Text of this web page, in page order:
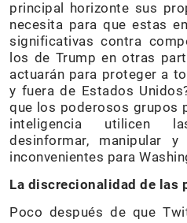
principal horizonte sus
necesita para que estas
significativas contra
los de Trump en otras
actuarán para proteger a
y fuera de Estados
que los poderosos grupos
inteligencia utilicen
desinformar, manipular
inconvenientes para
La discrecionalidad de las
Poco después de que